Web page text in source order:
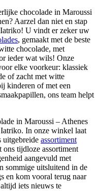
chocolade in Maroussi
Aarzel dan niet en stap
U vindt er zeker uw
, gemaakt met de beste
chocolade, met
ieder wat wils! Onze
elke voorkeur: klassiek
of zacht met witte
kinderen of met een
ons team helpt
in Maroussi – Athenes
In onze winkel laat
uitgebreide assortiment
tijdloze assortiment
aangevuld met
sommige uitsluitend in de
en kom vooral terug naar
iets nieuws te